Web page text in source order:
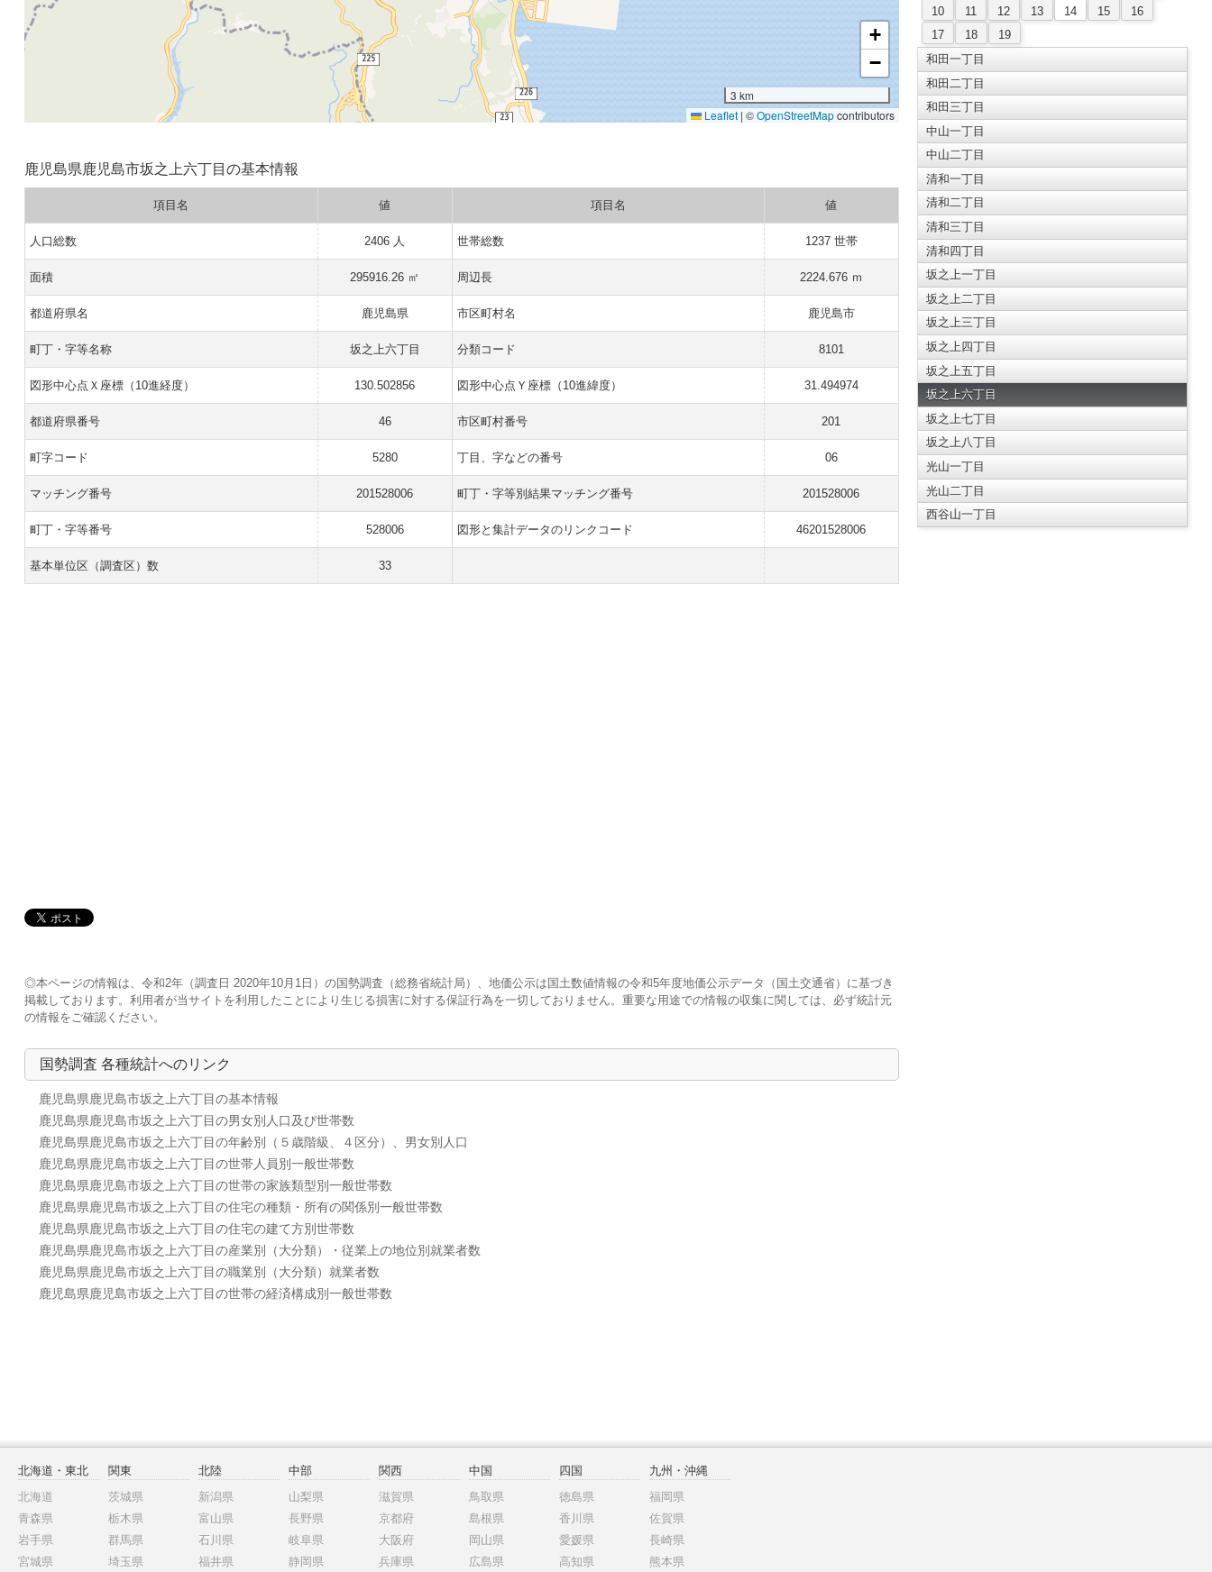
+
−
3 km
Leaflet | ©OpenStreetMapcontributors
鹿児島県鹿児島市坂之上六丁目の基本情報
項目名 値 項目名 値
人口総数 2406 人 世帯総数 1237 世帯
面積 295916.26 ㎡ 周辺長 2224.676 ｍ
都道府県名 鹿児島県 市区町村名 鹿児島市
町丁・字等名称 坂之上六丁目 分類コード 8101
図形中心点Ｘ座標（10進経度） 130.502856 図形中心点Ｙ座標（10進緯度） 31.494974
都道府県番号 46 市区町村番号 201
町字コード 5280 丁目、字などの番号 06
マッチング番号 201528006 町丁・字等別結果マッチング番号 201528006
町丁・字等番号 528006 図形と集計データのリンクコード 46201528006
基本単位区（調査区）数 33
◎本ページの情報は、令和2年（調査日 2020年10月1日）の国勢調査（総務省統計局）、地価公示は国土数値情報の令和5年度地価公示データ（国土交通省）に基づき
掲載しております。利用者が当サイトを利用したことにより生じる損害に対する保証行為を一切しておりません。重要な用途での情報の収集に関しては、必ず統計元
の情報をご確認ください。
国勢調査 各種統計へのリンク
鹿児島県鹿児島市坂之上六丁目の基本情報
鹿児島県鹿児島市坂之上六丁目の男女別人口及び世帯数
鹿児島県鹿児島市坂之上六丁目の年齢別（５歳階級、４区分）、男女別人口
鹿児島県鹿児島市坂之上六丁目の世帯人員別一般世帯数
鹿児島県鹿児島市坂之上六丁目の世帯の家族類型別一般世帯数
鹿児島県鹿児島市坂之上六丁目の住宅の種類・所有の関係別一般世帯数
鹿児島県鹿児島市坂之上六丁目の住宅の建て方別世帯数
鹿児島県鹿児島市坂之上六丁目の産業別（大分類）・従業上の地位別就業者数
鹿児島県鹿児島市坂之上六丁目の職業別（大分類）就業者数
鹿児島県鹿児島市坂之上六丁目の世帯の経済構成別一般世帯数
10
11 12 13 14 15
16
17
18
19
和田一丁目
和田二丁目
和田三丁目
中山一丁目
中山二丁目
清和一丁目
清和二丁目
清和三丁目
清和四丁目
坂之上一丁目
坂之上二丁目
坂之上三丁目
坂之上四丁目
坂之上五丁目
坂之上六丁目
坂之上七丁目
坂之上八丁目
光山一丁目
光山二丁目
西谷山一丁目
北海道・東北
北海道
青森県
岩手県
宮城県
関東
茨城県
栃木県
群馬県
埼玉県
北陸
新潟県
富山県
石川県
福井県
中部
山梨県
長野県
岐阜県
静岡県
関西
滋賀県
京都府
大阪府
兵庫県
中国
鳥取県
島根県
岡山県
広島県
四国
徳島県
香川県
愛媛県
高知県
九州・沖縄
福岡県
佐賀県
長崎県
熊本県